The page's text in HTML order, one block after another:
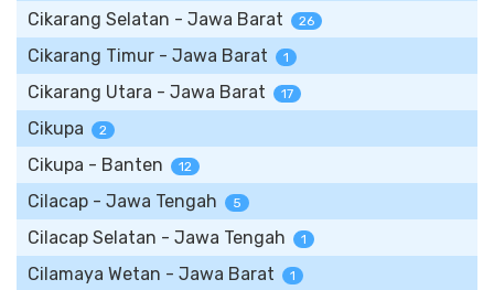
Cikarang Selatan - Jawa Barat 26
Cikarang Timur - Jawa Barat 1
Cikarang Utara - Jawa Barat 17
Cikupa 2
Cikupa - Banten 12
Cilacap - Jawa Tengah 5
Cilacap Selatan - Jawa Tengah 1
Cilamaya Wetan - Jawa Barat 1